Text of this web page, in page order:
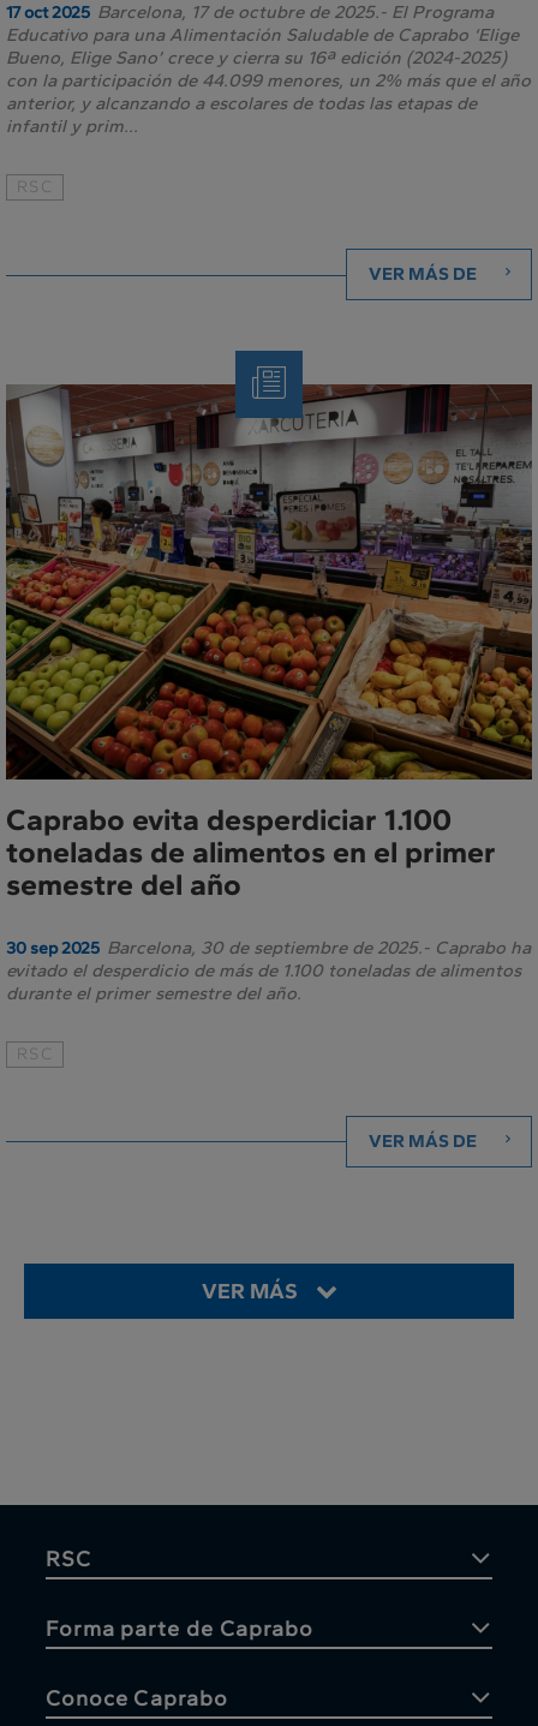
17 oct 2025 Barcelona, 17 de octubre de 2025.- El Programa
Educativo para una Alimentación Saludable de Caprabo ‘Elige
Bueno, Elige Sano’ crece y cierra su 16ª edición (2024-2025)
con la participación de 44.099 menores, un 2% más que el año
anterior, y alcanzando a escolares de todas las etapas de
infantil y prim...
RSC
VER MÁS DE
Nota
de
Prensa
Caprabo evita desperdiciar 1.100
toneladas de alimentos en el primer
semestre del año
30 sep 2025 Barcelona, 30 de septiembre de 2025.- Caprabo ha
evitado el desperdicio de más de 1.100 toneladas de alimentos
durante el primer semestre del año.
RSC
VER MÁS DE
VER MÁS
RSC
Forma parte de Caprabo
Conoce Caprabo